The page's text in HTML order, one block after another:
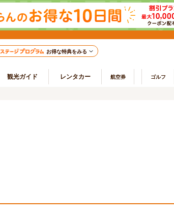
お得な特典をみる
観光ガイド レンタカー 航空券 ゴルフ